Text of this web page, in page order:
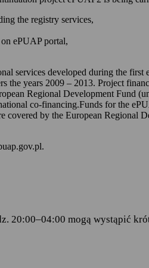
na ePUAP-ie,
na ePUAP-ie i w
za pomocą formularzy
doręczanej przez podmioty publiczne.
Europejskiego i Rady (UE) 2016/
danych osobowych i w
r. o informatyzacji działalności
z dnia 5 października 2016
administracji publicznej.
Ośrodek Informatyki, który w
the registry services,
ePUAP portal,
services developed during the
the years 2009 – 2013. Project
Regional Development Fund
co-financing.Funds for the
by the European
20:00–04:00 mogą wystąpić